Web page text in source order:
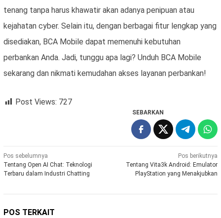
tenang tanpa harus khawatir akan adanya penipuan atau
kejahatan cyber. Selain itu, dengan berbagai fitur lengkap yang
disediakan, BCA Mobile dapat memenuhi kebutuhan
perbankan Anda. Jadi, tunggu apa lagi? Unduh BCA Mobile
sekarang dan nikmati kemudahan akses layanan perbankan!
Post Views: 727
SEBARKAN
Navigasi
pos
Pos sebelumnya
Tentang Open AI Chat: Teknologi
Terbaru dalam Industri Chatting
Pos berikutnya
Tentang Vita3k Android: Emulator
PlayStation yang Menakjubkan
POS TERKAIT